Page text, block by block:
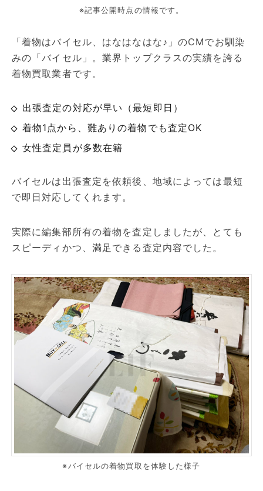
※記事公開時点の情報です。
「着物はバイセル、はなはなはな♪」のCMでお馴染
みの「バイセル」。業界トップクラスの実績を誇る
着物買取業者です。
出張査定の対応が早い（最短即日）
着物1点から、難ありの着物でも査定OK
女性査定員が多数在籍
バイセルは出張査定を依頼後、地域によっては最短
で即日対応してくれます。
実際に編集部所有の着物を査定しましたが、とても
スピーディかつ、満足できる査定内容でした。
※バイセルの着物買取を体験した様子